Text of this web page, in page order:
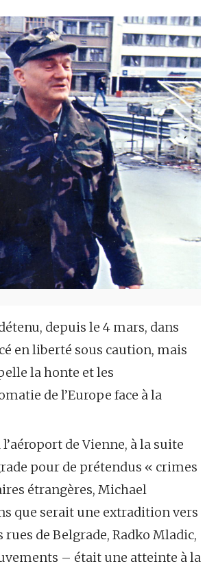
depuis le 4 mars, dans
en liberté sous caution, mais
la honte et les
de l’Europe face à la
de Vienne, à la suite
pour de prétendus « crimes
étrangères, Michael
que serait une extradition vers
de Belgrade, Radko Mladic,
– était une atteinte à la